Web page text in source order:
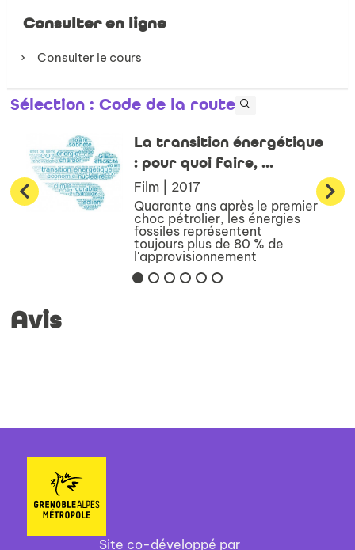
Consulter en ligne
Consulter le cours
Sélection : Code de la route
La transition énergétique
: pour quoi faire, ...
Film | 2017
Quarante ans après le premier
choc pétrolier, les énergies
fossiles représentent
toujours plus de 80 % de
l'approvisionnement
énergétique mondial. Or
l'horizon est aujourd'hui
Avis
Site co-développé par